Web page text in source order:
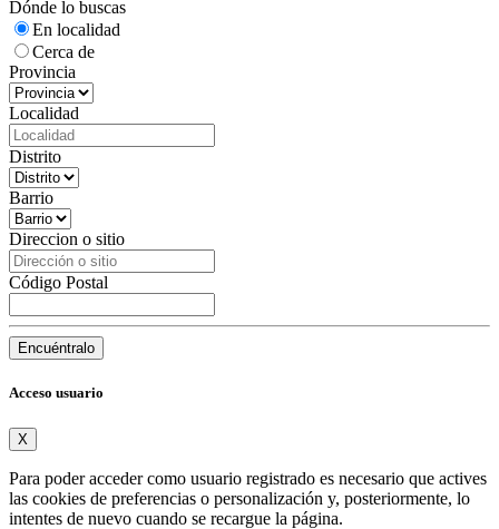
Dónde lo buscas
En localidad
Cerca de
Provincia
Localidad
Distrito
Barrio
Direccion o sitio
Código Postal
Encuéntralo
Acceso usuario
X
Para poder acceder como usuario registrado es necesario que actives
las cookies de preferencias o personalización y, posteriormente, lo
intentes de nuevo cuando se recargue la página.